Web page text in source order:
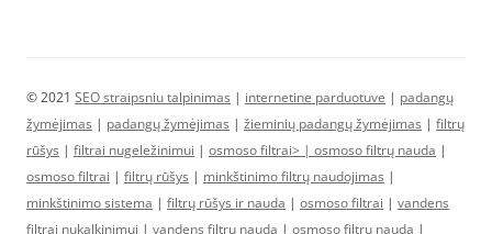
© 2021 SEO straipsniu talpinimas | internetine parduotuve | padangų
žymėjimas | padangų žymėjimas | žieminių padangų žymėjimas | filtrų
rūšys | filtrai nugeležinimui | osmoso filtrai> | osmoso filtrų nauda |
osmoso filtrai | filtrų rūšys | minkštinimo filtrų naudojimas |
minkštinimo sistema | filtrų rūšys ir nauda | osmoso filtrai | vandens
filtrai nukalkinimui | vandens filtrų nauda | osmoso filtrų nauda |